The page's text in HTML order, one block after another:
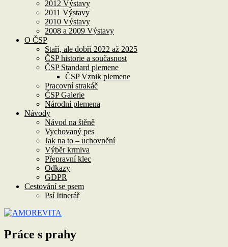
2012 Výstavy
2011 Výstavy
2010 Výstavy
2008 a 2009 Výstavy
O ČSP
Staří, ale dobří 2022 až 2025
ČSP historie a současnost
ČSP Standard plemene
ČSP Vznik plemene
Pracovní strakáč
ČSP Galerie
Národní plemena
Návody
Návod na štěně
Vychovaný pes
Jak na to – uchovnění
Výběr krmiva
Přepravní klec
Odkazy
GDPR
Cestování se psem
Psí Itinerář
Práce s prahy